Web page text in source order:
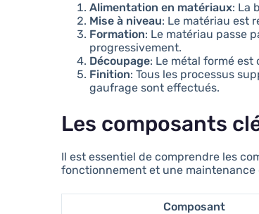
Alimentation en matériaux: La
Mise à niveau: Le matériau est
Formation: Le matériau passe
progressivement.
Découpage: Le métal formé est
Finition: Tous les processus
gaufrage sont effectués.
Les composants
Il est essentiel de comprendre les
fonctionnement et une maintenance
Composant